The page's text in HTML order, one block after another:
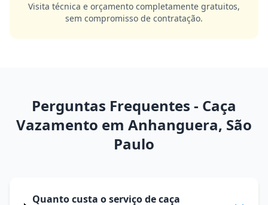
Visita técnica e orçamento completamente gratuitos,
sem compromisso de contratação.
Perguntas Frequentes - Caça
Vazamento em Anhanguera, São
Paulo
Quanto custa o serviço de caça